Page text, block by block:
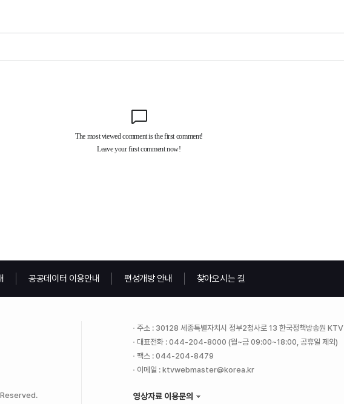
공공데이터 이용안내 편성개방 안내 찾아오시는 길
주소 : 30128 세종특별자치시 정부2청사로 13 한국정책방송원 KTV
대표전화 : 044-204-8000 (월~금 09:00~18:00, 공휴일 제외)
팩스 : 044-204-8479
이메일 : ktvwebmaster@korea.kr
영상자료 이용문의